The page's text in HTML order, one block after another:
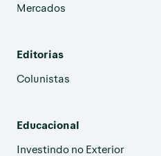
Mercados
Editorias
Colunistas
Educacional
Investindo no Exterior